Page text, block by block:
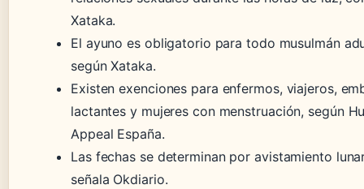
Xataka.
El ayuno es obligatorio para todo musulmán
según Xataka.
Existen exenciones para enfermos, viajeros,
lactantes y mujeres con menstruación, según
Appeal España.
Las fechas se determinan por avistamiento
señala Okdiario.